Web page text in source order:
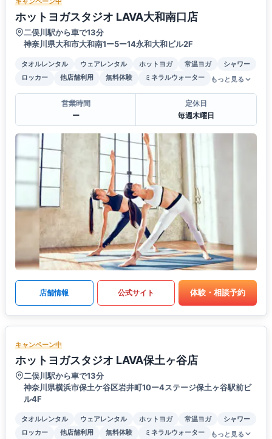
ホットヨガスタジオ LAVA大和南口店
二俣川駅から車で13分
神奈川県大和市大和南1ー5ー14永和大和ビル2F
タオルレンタル ウェアレンタル ホットヨガ 常温ヨガ
シャワー
ロッカー
他店舗利用 無料体験 ミネラルウォーター もっと見る
営業時間
ー
定休日
毎週木曜日
店舗情報 公式サイト 体験・相談予約
キャンペーン中
ホットヨガスタジオ LAVA保土ヶ谷店
二俣川駅から車で13分
神奈川県横浜市保土ケ谷区岩井町10ー4ステージ保土ヶ谷駅前ビ
ル4F
タオルレンタル ウェアレンタル ホットヨガ 常温ヨガ
シャワー
ロッカー
他店舗利用 無料体験 ミネラルウォーター もっと見る